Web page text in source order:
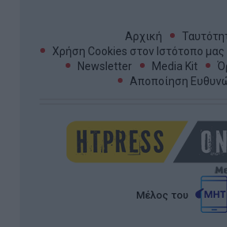
Αρχική
Χρήση Cookies στον Ιστότοπο μας
Newsletter
Media Kit
Αποποίηση
Μέλος του